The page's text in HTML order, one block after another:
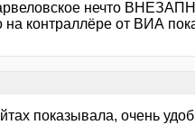
нечто
на контраллёре от ВИА
показывала, очень